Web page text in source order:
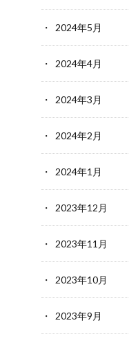
2024年5月
2024年4月
2024年3月
2024年2月
2024年1月
2023年12月
2023年11月
2023年10月
2023年9月